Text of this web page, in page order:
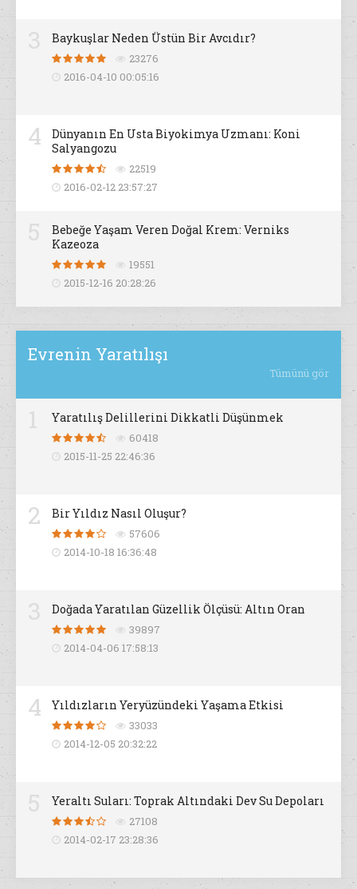
Baykuşlar Neden Üstün Bir Avcıdır?
23276
2016-04-10 00:05:16
4
Dünyanın En Usta Biyokimya Uzmanı: Koni
Salyangozu
22519
2016-02-12 23:57:27
Bebeğe Yaşam Veren Doğal Krem: Verniks
Kazeoza
19551
2015-12-16 20:28:26
Evrenin Yaratılışı
Tümünü gör
Yaratılış Delillerini Dikkatli Düşünmek
60418
2015-11-25 22:46:36
2 Bir Yıldız Nasıl Oluşur?
57606
2014-10-18 16:36:48
Doğada Yaratılan Güzellik Ölçüsü: Altın Oran
39897
2014-04-06 17:58:13
4 Yıldızların Yeryüzündeki Yaşama Etkisi
33033
2014-12-05 20:32:22
Yeraltı Suları: Toprak Altındaki Dev Su Depoları
27108
2014-02-17 23:28:36